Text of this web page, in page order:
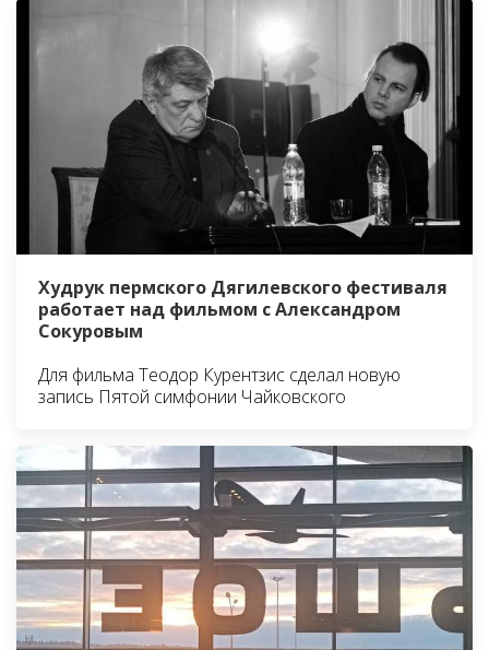
Худрук пермского Дягилевского фестиваля
работает над фильмом с Александром
Сокуровым
Для фильма Теодор Курентзис сделал новую
запись Пятой симфонии Чайковского